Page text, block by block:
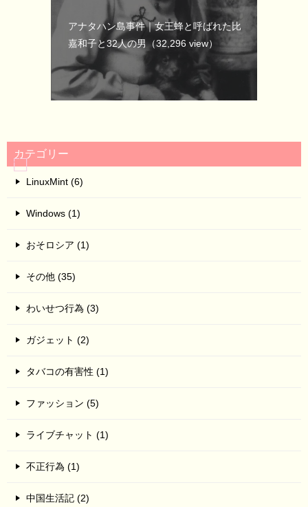
アナタハン島事件｜女王蜂と呼ばれた比
嘉和子と32人の男（32,296 view）
カテゴリー
LinuxMint (6)
Windows (1)
おそロシア (1)
その他 (35)
わいせつ行為 (3)
ガジェット (2)
タバコの有害性 (1)
ファッション (5)
ライブチャット (1)
不正行為 (1)
中国生活記 (2)